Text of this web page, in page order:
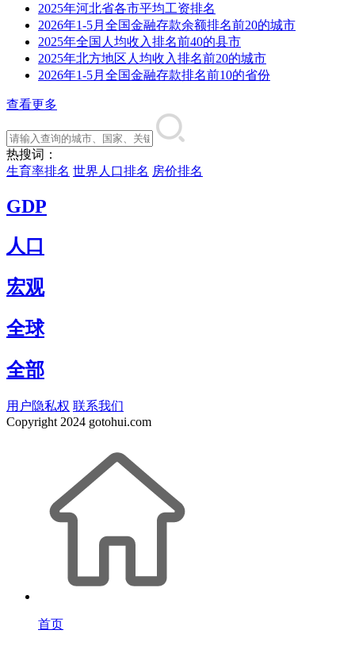
2025年河北省各市平均工资排名
2026年1-5月全国金融存款余额排名前20的城市
2025年全国人均收入排名前40的县市
2025年北方地区人均收入排名前20的城市
2026年1-5月全国金融存款排名前10的省份
查看更多
热搜词：
生育率排名 世界人口排名 房价排名
GDP
人口
宏观
全球
全部
用户隐私权 联系我们
Copyright 2024 gotohui.com
首页